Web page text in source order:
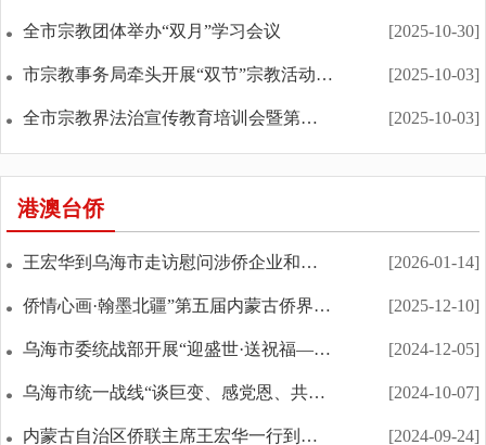
[2025-10-30]
全市宗教团体举办“双月”学习会议
[2025-10-03]
市宗教事务局牵头开展“双节”宗教活动场所安全检查
[2025-10-03]
全市宗教界法治宣传教育培训会暨第二届宗教界“法律...
港澳台侨
[2026-01-14]
王宏华到乌海市走访慰问涉侨企业和侨界群众
[2025-12-10]
侨情心画·翰墨北疆”第五届内蒙古侨界艺术作品双年...
[2024-12-05]
乌海市委统战部开展“迎盛世·送祝福——海内外同胞...
[2024-10-07]
乌海市统一战线“谈巨变、感党恩、共促两件大事”恳...
[2024-09-24]
内蒙古自治区侨联主席王宏华一行到乌海市调研